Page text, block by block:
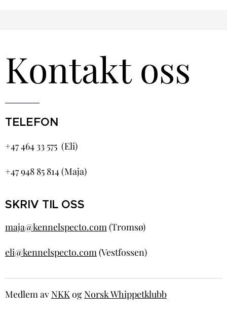
Kontakt oss
TELEFON
+47 464 33 575 (Eli)
+47 948 85 814 (Maja)
SKRIV TIL OSS
maja@kennelspecto.com (Tromsø)
eli@kennelspecto.com (Vestfossen)
Medlem av NKK og Norsk Whippetklubb